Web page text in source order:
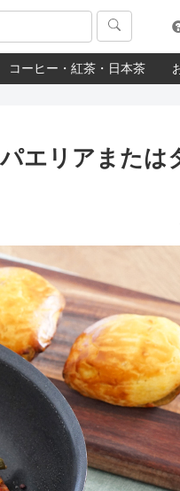
コーヒー・紅茶・日本茶
エリアまたは